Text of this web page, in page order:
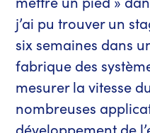
j’ai pu trouver un
six semaines dans
fabrique des
mesurer la vitesse
nombreuses
développement de